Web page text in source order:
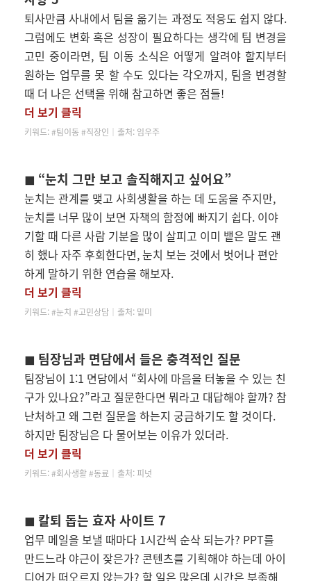
퇴사만큼 사내에서 팀을 옮기는 과정도 적응도 쉽지 않다.
그럼에도 변화 혹은 성장이 필요하다는 생각에 팀 변경을
고민 중이라면, 팀 이동 소식은 어떻게 알려야 할지부터
원하는 업무를 못 할 수도 있다는 각오까지, 팀을 변경할
때 더 나은 선택을 위해 참고하면 좋은 점들!
더 보기 클릭
키워드: #팀이동 #직장인│ 출처: 임우주
◼ “눈치 그만 보고 솔직해지고 싶어요”
눈치는 관계를 맺고 사회생활을 하는 데 도움을 주지만,
눈치를 너무 많이 보면 자책의 함정에 빠지기 쉽다. 이야
기할 때 다른 사람 기분을 많이 살피고 이미 뱉은 말도 괜
히 했나 자주 후회한다면, 눈치 보는 것에서 벗어나 편안
하게 말하기 위한 연습을 해보자.
더 보기 클릭
키워드:#눈치 #고민상담│ 출처: 밑미
◼ 팀장님과 면담에서 들은 충격적인 질문
팀장님이 1:1 면담에서 “회사에 마음을 터놓을 수 있는 친
구가 있나요?”라고 질문한다면 뭐라고 대답해야 할까? 참
난처하고 왜 그런 질문을 하는지 궁금하기도 할 것이다.
하지만 팀장님은 다 물어보는 이유가 있더라.
더 보기 클릭
키워드:#회사생활 #동료│ 출처: 피넛
◼ 칼퇴 돕는 효자 사이트 7
업무 메일을 보낼 때마다 1시간씩 순삭 되는가? PPT를
만드느라 야근이 잦은가? 콘텐츠를 기획해야 하는데 아이
디어가 떠오르지 않는가? 할 일은 많은데 시간은 부족해